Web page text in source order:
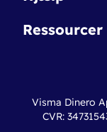
Nye funktioner
Dinero Pro
Erhvervslån
Online
Ressourcer
Ny virksomhed
Visma Dinero
CVR: